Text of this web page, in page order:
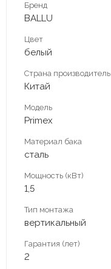
Бренд
BALLU
Цвет
белый
Страна производитель
Китай
Модель
Primex
Материал бака
сталь
Мощность (кВт)
1,5
Тип монтажа
вертикальный
Гарантия (лет)
2